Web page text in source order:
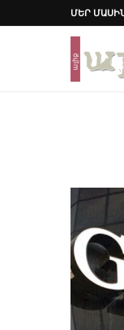
ՄԵՐ